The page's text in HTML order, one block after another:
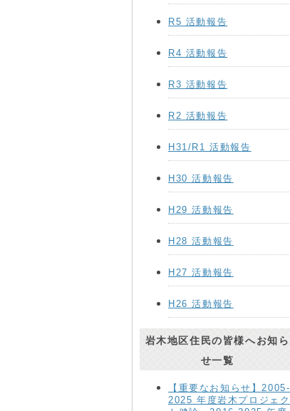
R5 活動報告
R4 活動報告
R3 活動報告
R2 活動報告
H31/R1 活動報告
H30 活動報告
H29 活動報告
H28 活動報告
H27 活動報告
H26 活動報告
岩木地区住民の皆様へお知ら
せ一覧
【重要なお知らせ】2005-
2025 年度岩木プロジェク